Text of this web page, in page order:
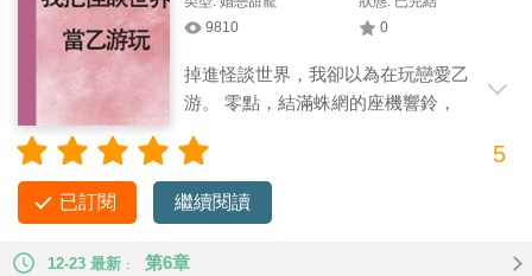
9810
0
掉進怪談世界，我卻以為在玩戀愛乙
游。 零點，結滿蛛網的座機響鈴，
吧，七天之后，我會來找你……」 我： 「為什麼是七天后，這
七天你不會再聯係我了嗎，冷暴力？ 「零點才給我發消息嗎，
啊，應該是剛剛陪過別人，良心不安所以才來關心我吧。 「光
5
已訂閱 繼續閱讀
12-23 最新 第6章